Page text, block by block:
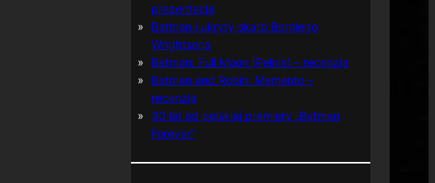
prezentacja
Batman i ukryty skarb Berniego
Wrightsona
Batman: Full Moon (Pełnia) – recenzja
Batman and Robin: Memento –
recenzja
30 lat od polskiej premiery „Batman
Forever”